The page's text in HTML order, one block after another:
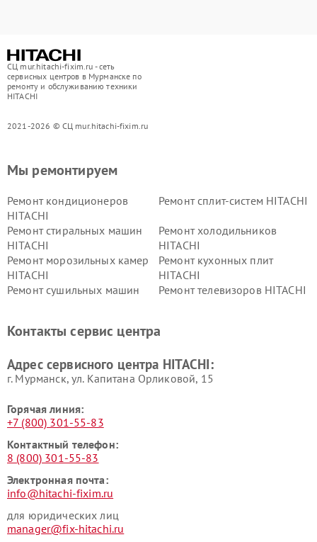
СЦ mur.hitachi-fixim.ru - сеть
сервисных центров в Мурманске по
ремонту и обслуживанию техники
HITACHI
2021-2026 © СЦ mur.hitachi-fixim.ru
Мы ремонтируем
Ремонт кондиционеров
HITACHI
Ремонт сплит-систем HITACHI
Ремонт стиральных машин
HITACHI
Ремонт холодильников
HITACHI
Ремонт морозильных камер
HITACHI
Ремонт кухонных плит
HITACHI
Ремонт сушильных машин
Ремонт телевизоров HITACHI
данных HITACHI
HITACHI
HITACHI
HITACHI
Контакты сервис центра
Адрес сервисного центра HITACHI:
г. Мурманск, ул. Капитана Орликовой, 15
Горячая линия:
+7 (800) 301-55-83
Контактный телефон:
8 (800) 301-55-83
Электронная почта:
info@hitachi-fixim.ru
для юридических лиц
manager@fix-hitachi.ru